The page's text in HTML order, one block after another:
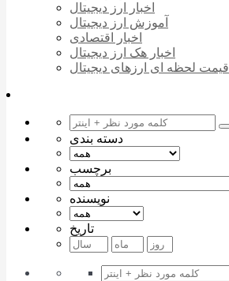
اخبار ارز دیجیتال
آموزش ارز دیجیتال
اخبار اقتصادی
اخبار هک ارز دیجیتال
قیمت لحظه ای ارزهای دیجیتال
دسته بندی
برچسب
نویسنده
تاریخ